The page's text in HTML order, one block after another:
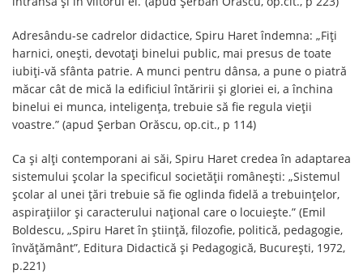
Adresându-se cadrelor didactice, Spiru Haret îndemna: „Fiți
harnici, onești, devotați binelui public, mai presus de toate
iubiți-vă sfânta patrie. A munci pentru dânsa, a pune o piatră
măcar cât de mică la edificiul întăririi și gloriei ei, a închina
binelui ei munca, inteligența, trebuie să fie regula vieții
voastre.” (apud Șerban Orăscu, op.cit., p 114)
Ca și alți contemporani ai săi, Spiru Haret credea în adaptarea
sistemului școlar la specificul societății românești: „Sistemul
școlar al unei țări trebuie să fie oglinda fidelă a trebuințelor,
aspirațiilor și caracterului național care o locuiește.” (Emil
Boldescu, „Spiru Haret în știință, filozofie, politică, pedagogie,
învățământ”, Editura Didactică și Pedagogică, București, 1972,
p.221)